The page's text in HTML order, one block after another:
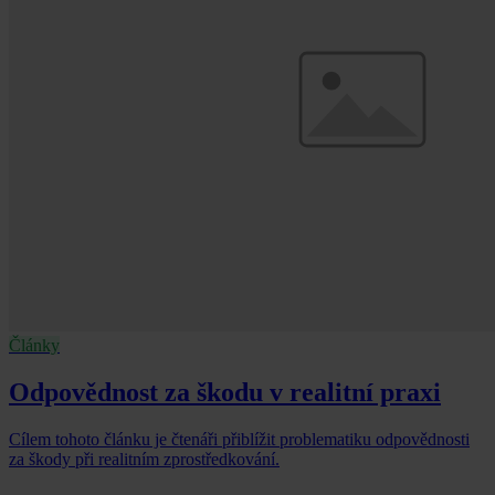
Články
Odpovědnost za škodu v realitní praxi
Cílem tohoto článku je čtenáři přiblížit problematiku odpovědnosti
za škody při realitním zprostředkování.